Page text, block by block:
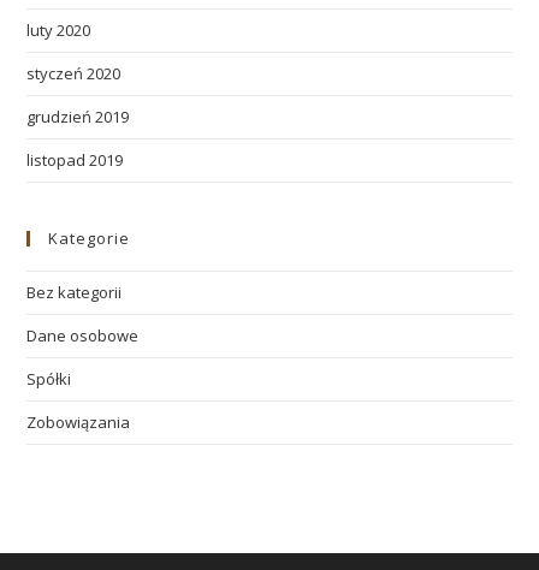
luty 2020
styczeń 2020
grudzień 2019
listopad 2019
Kategorie
Bez kategorii
Dane osobowe
Spółki
Zobowiązania